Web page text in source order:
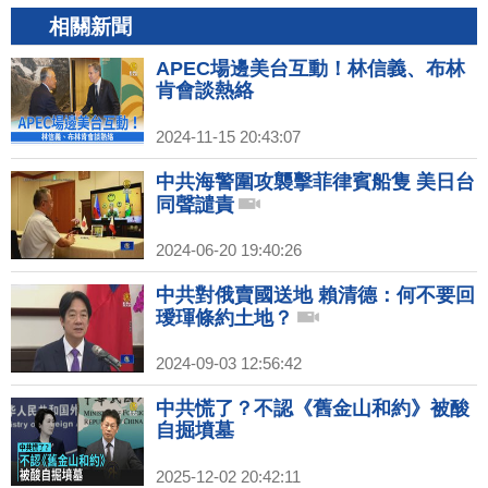
相關新聞
APEC場邊美台互動！林信義、布林
肯會談熱絡
2024-11-15 20:43:07
中共海警圍攻襲擊菲律賓船隻 美日台
同聲譴責
2024-06-20 19:40:26
中共對俄賣國送地 賴清德：何不要回
璦琿條約土地？
2024-09-03 12:56:42
中共慌了？不認《舊金山和約》被酸
自掘墳墓
2025-12-02 20:42:11